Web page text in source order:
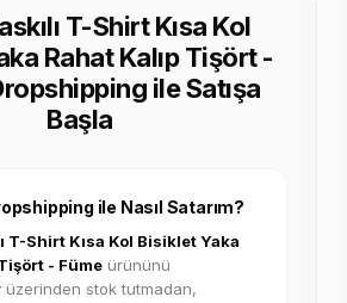
T-Shirt Kısa Kol
Rahat Kalıp Tişört -
ile Satışa
Başla
ile Nasıl Satarım?
T-Shirt Kısa Kol Bisiklet Yaka
- Füme ürününü
üzerinden stok tutmadan,